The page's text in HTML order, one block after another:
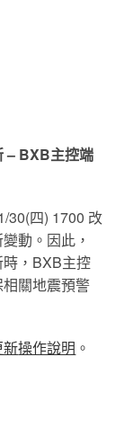
– BXB主控端
30(四) 1700 改
動。因此，
，BXB主控
關地震預警
新操作說明 。